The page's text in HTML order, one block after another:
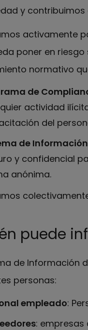
y
activamente
poner en
normativo
de
actividad
del
de
y confidencial
anónima.
puede
de Información
personas:
empleado:
: empresas